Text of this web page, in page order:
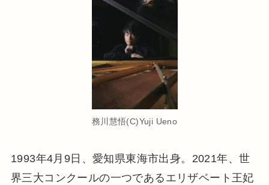
務川慧悟(C)Yuji Ueno
1993年4月9日、愛知県東海市出身。2021年、世
界三大コンクールの一つであるエリザベート王妃